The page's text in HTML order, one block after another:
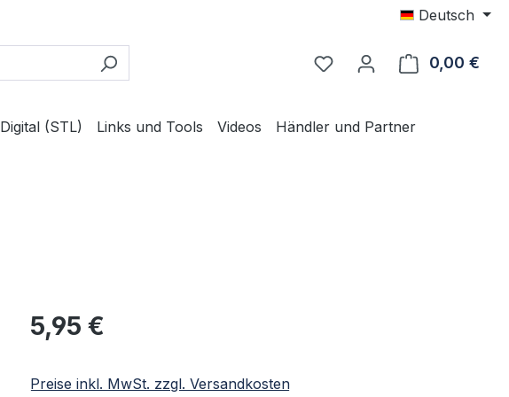
Deutsch
0,00 €
Digital (STL) Links und Tools Videos Händler und Partner
Regulärer Preis:
5,95 €
Preise inkl. MwSt. zzgl. Versandkosten